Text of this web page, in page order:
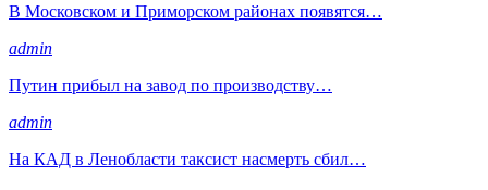
В Московском и Приморском районах появятся…
admin
Путин прибыл на завод по производству…
admin
На КАД в Ленобласти таксист насмерть сбил…